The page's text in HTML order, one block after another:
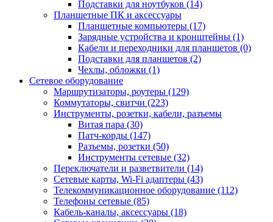
Подставки для ноутбуков (14)
Планшетные ПК и аксессуары
Планшетные компьютеры (17)
Зарядные устройства и кронштейны (1)
Кабели и переходники для планшетов (0)
Подставки для планшетов (2)
Чехлы, обложки (1)
Сетевое оборудование
Маршрутизаторы, роутеры (129)
Коммутаторы, свитчи (223)
Инструменты, розетки, кабели, разъемы
Витая пара (30)
Патч-корды (147)
Разъемы, розетки (50)
Инструменты сетевые (32)
Переключатели и разветвители (14)
Сетевые карты, Wi-Fi адаптеры (43)
Телекоммуникационное оборудование (112)
Телефоны сетевые (85)
Кабель-каналы, аксессуары (18)